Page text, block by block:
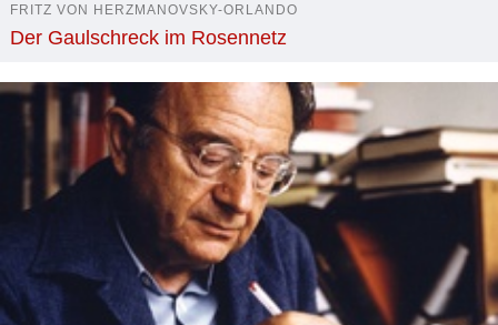
FRITZ VON HERZMANOVSKY-ORLANDO
Der Gaulschreck im Rosennetz